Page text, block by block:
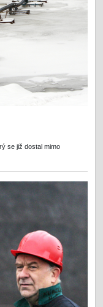
se již dostal mimo